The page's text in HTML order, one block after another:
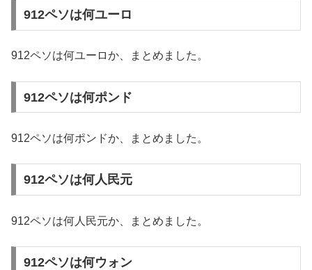
912ペソは何ユーロ
912ペソは何ユーロか、まとめました。
912ペソは何ポンド
912ペソは何ポンドか、まとめました。
912ペソは何人民元
912ペソは何人民元か、まとめました。
912ペソは何ウォン